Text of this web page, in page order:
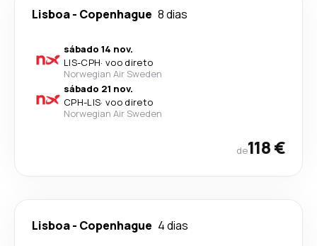
Lisboa- Copenhague 8 dias
sábado 14 nov.
LIS-CPH· voo direto
Norwegian Air Sweden
sábado 21 nov.
CPH-LIS· voo direto
Norwegian Air Sweden
de118 €
Lisboa- Copenhague 4 dias